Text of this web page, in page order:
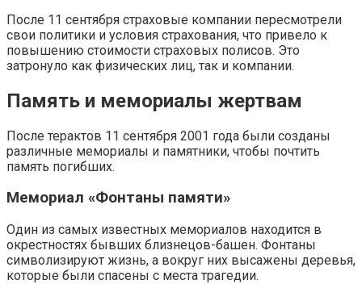
После 11 сентября страховые компании пересмотрели
свои политики и условия страхования, что привело к
повышению стоимости страховых полисов. Это
затронуло как физических лиц, так и компании.
Память и мемориалы жертвам
После терактов 11 сентября 2001 года были созданы
различные мемориалы и памятники, чтобы почтить
память погибших.
Мемориал «Фонтаны памяти»
Один из самых известных мемориалов находится в
окрестностях бывших близнецов-башен. Фонтаны
символизируют жизнь, а вокруг них высажены деревья,
которые были спасены с места трагедии.